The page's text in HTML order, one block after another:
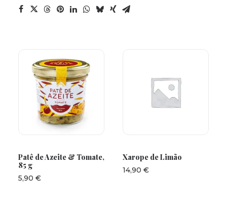
Patê de Azeite & Tomate,
85 g
5,90 €
Xarope de Limão
14,90 €